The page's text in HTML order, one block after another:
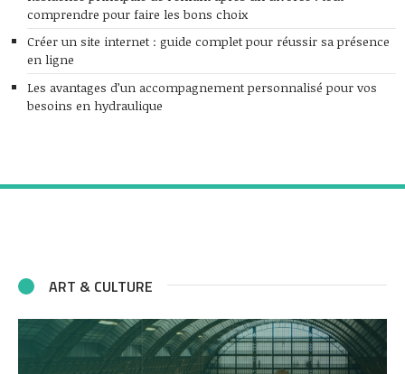
comprendre pour faire les bons choix
Créer un site internet : guide complet pour réussir sa présence
en ligne
Les avantages d’un accompagnement personnalisé pour vos
besoins en hydraulique
ART & CULTURE